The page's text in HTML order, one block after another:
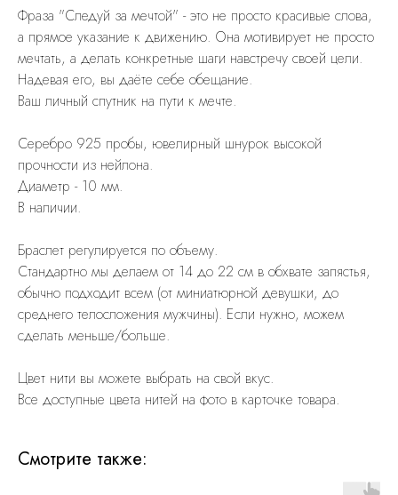
Фраза "Следуй за мечтой" - это не просто красивые слова,
а прямое указание к движению. Она мотивирует не просто
мечтать, а делать конкретные шаги навстречу своей цели.
Надевая его, вы даёте себе обещание.
Ваш личный спутник на пути к мечте.
Cеребро 925 пробы, ювелирный шнурок высокой
прочности из нейлона.
Диаметр - 10 мм.
В наличии.
Браслет регулируется по объему.
Стандартно мы делаем от 14 до 22 см в обхвате запястья,
обычно подходит всем (от миниатюрной девушки, до
среднего телосложения мужчины). Если нужно, можем
сделать меньше/больше.
Цвет нити вы можете выбрать на свой вкус.
Все доступные цвета нитей на фото в карточке товара.
Смотрите также: